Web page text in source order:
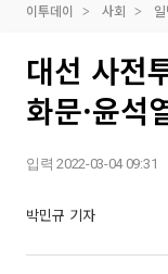
이투데이 사회
대선 사전
화문·윤석
입력 2022-03-04 09:31
박민규 기자